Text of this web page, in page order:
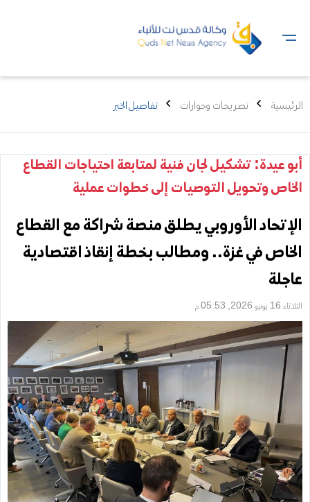
الرئيسية تصريحات وحوارات تفاصيل الخبر
أبو عيدة: تشكيل لجان فنية لمتابعة احتياجات القطاع
الخاص وتحويل التوصيات إلى خطوات عملية
الإتحاد الأوروبي يطلق منصة شراكة مع القطاع
الخاص في غزة.. ومطالب بخطة إنقاذ اقتصادية
عاجلة
الثلاثاء 16 يونيو 2026, 05:53 م